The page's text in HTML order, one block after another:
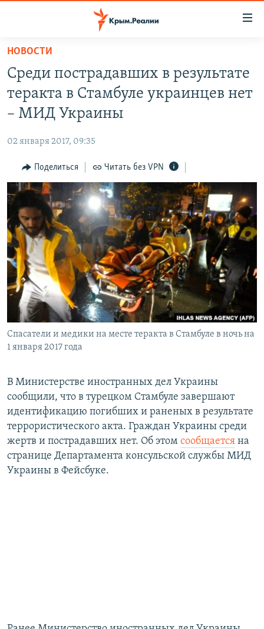
Вернуться
основному
содержанию
Вернутся
главной
навигации
Вернутся
поиску
СПЕЦПРОЕКТЫ
ГРУЗ 200
11 ЛЕТ ОККУПАЦИИ КРЫМА. 11 ИСТОРИЙ СОПРОТИВЛЕНИЯ
ВОДА
ЕЩЕ
ИНТЕРАКТИВ
ИНФОГРАФИКА
ТЕЛЕПРОЕКТ КРЫМ.РЕАЛИИ
СОВЕТЫ ПРАВОЗАЩИТНИКОВ
ПРОПАВШИЕ БЕЗ ВЕСТИ
ПОБЕДИТЕЛЕЙ НЕ СУДЯТ?
КРЫМ.НЕПОКОРЕННЫЙ
ELIFBE
УКРАИНСКАЯ ПРОБЛЕМА КРЫМА
РАДІО СВОБОДА
КАК ОБОЙТИ БЛОКИРОВКУ
Українською
Qırımtatar
ПРИСОЕДИНЯЙТЕСЬ!
Все сайты RFE/RL
НОВОСТИ
Среди пострадавших в результате
теракта в Стамбуле украинцев нет
– МИД Украины
02 января 2017, 09:35
Поделиться Читать без VPN
Спасатели и медики на месте теракта в Стамбуле в ночь на
1 января 2017 года
В Министерстве иностранных дел Украины
сообщили, что в турецком Стамбуле завершают
идентификацию погибших и раненых в результате
террористического акта. Граждан Украины среди
жертв и пострадавших нет. Об этом сообщается на
странице Департамента консульской службы МИД
Украины в Фейсбуке.